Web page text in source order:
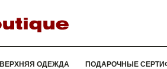
ВЕРХНЯЯ ОДЕЖДА ПОДАРОЧНЫЕ